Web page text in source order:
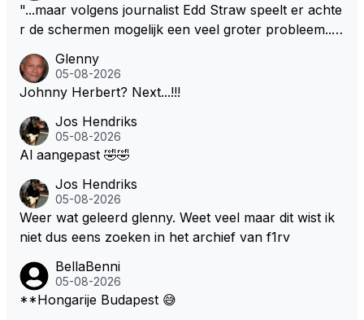
"...maar volgens journalist Edd Straw speelt er achte
r de schermen mogelijk een veel groter probleem..."
Glenny
05-08-2026
Johnny Herbert? Next...!!!
Jos Hendriks
05-08-2026
Al aangepast 🤣🤣
Jos Hendriks
05-08-2026
Weer wat geleerd glenny. Weet veel maar dit wist ik
niet dus eens zoeken in het archief van f1rv
BellaBenni
05-08-2026
**Hongarije Budapest 😅